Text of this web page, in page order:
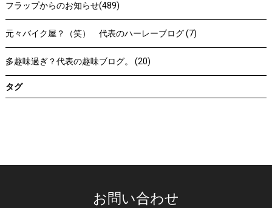
フラップからのお知らせ(489)
元々バイク屋？（笑） 代表のハーレーブログ (7)
多趣味過ぎ？代表の趣味ブログ。 (20)
タグ
お問い合わせ